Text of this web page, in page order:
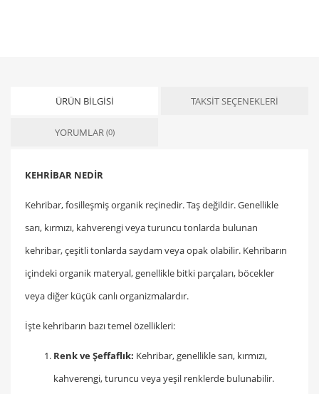
ÜRÜN BILGISI TAKSIT SEÇENEKLERI
YORUMLAR (0)
KEHRİBAR NEDİR
Kehribar, fosilleşmiş organik reçinedir. Taş değildir. Genellikle
sarı, kırmızı, kahverengi veya turuncu tonlarda bulunan
kehribar, çeşitli tonlarda saydam veya opak olabilir. Kehribarın
içindeki organik materyal, genellikle bitki parçaları, böcekler
veya diğer küçük canlı organizmalardır.
İşte kehribarın bazı temel özellikleri:
Renk ve Şeffaflık: Kehribar, genellikle sarı, kırmızı,
kahverengi, turuncu veya yeşil renklerde bulunabilir.